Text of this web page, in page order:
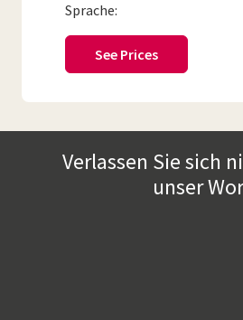
Sprache:
See Prices
Verlassen Sie sich
unser